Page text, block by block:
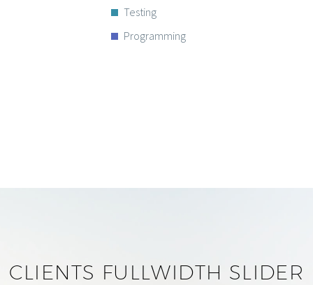
Testing
Programming
CLIENTS FULLWIDTH SLIDER